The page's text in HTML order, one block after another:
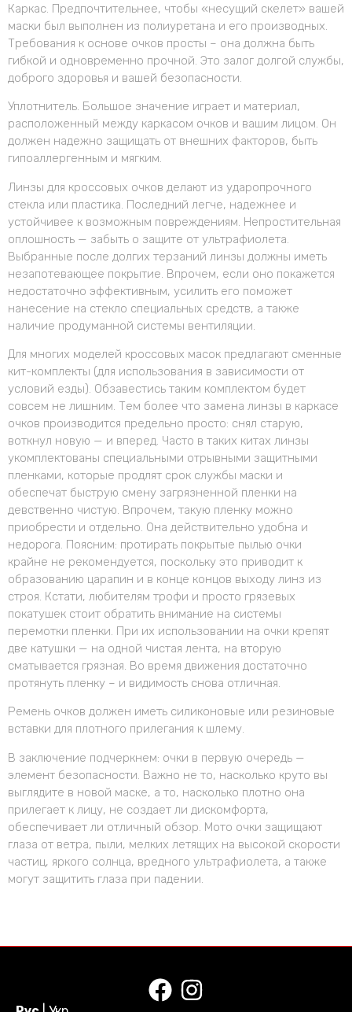
Каркас. Предпочтительнее, чтобы «несущий скелет» вашей
маски был выполнен из полиуретана и его производных.
Требования к основе очков просты – она должна быть
гибкой и одновременно прочной. Это залог долгой службы,
доброго здоровья и вашей безопасности.
Уплотнитель. Большое значение играет и материал,
расположенный между каркасом очков и вашим лицом. Он
должен надежно защищать от внешних факторов, быть
гипоаллергенным и мягким.
Линзы для кроссовых очков делают из ударопрочного
стекла или пластика. Последний легче, надежнее и
устойчивее к возможным повреждениям. Непростительная
оплошность — забыть о защите от ультрафиолета.
Выбранные после долгих терзаний линзы должны иметь
незапотевающее покрытие. Впрочем, если оно покажется
недостаточно эффективным, усилить его поможет
нанесение на стекло специальных средств, а также
наличие продуманной системы вентиляции.
Для многих моделей кроссовых масок предлагают сменные
кит-комплекты (для использования в зависимости от
условий езды). Обзавестись таким комплектом будет
совсем не лишним. Тем более что замена линзы в каркасе
очков производится предельно просто: снял старую,
воткнул новую — и вперед. Часто в таких китах линзы
укомплектованы специальными отрывными защитными
пленками, которые продлят срок службы маски и
обеспечат быструю смену загрязненной пленки на
девственно чистую. Впрочем, такую пленку можно
приобрести и отдельно. Она действительно удобна и
недорога. Поясним: протирать покрытые пылью очки
крайне не рекомендуется, поскольку это приводит к
образованию царапин и в конце концов выходу линз из
строя. Кстати, любителям трофи и просто грязевых
покатушек стоит обратить внимание на системы
перемотки пленки. При их использовании на очки крепят
две катушки — на одной чистая лента, на вторую
сматывается грязная. Во время движения достаточно
протянуть пленку – и видимость снова отличная.
Ремень очков должен иметь силиконовые или резиновые
вставки для плотного прилегания к шлему.
В заключение подчеркнем: очки в первую очередь —
элемент безопасности. Важно не то, насколько круто вы
выглядите в новой маске, а то, насколько плотно она
прилегает к лицу, не создает ли дискомфорта,
обеспечивает ли отличный обзор. Мото очки защищают
глаза от ветра, пыли, мелких летящих на высокой скорости
частиц, яркого солнца, вредного ультрафиолета, а также
могут защитить глаза при падении.